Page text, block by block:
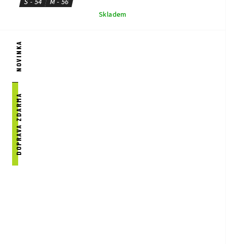
S - 54
M - 56
Skladem
NOVINKA
DOPRAVA ZDARMA